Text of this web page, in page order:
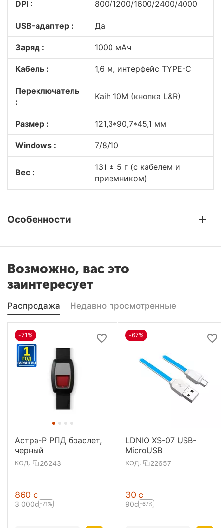
DPI : 800/1200/1600/2400/4000
USB-адаптер : Да
Заряд : 1000 мАч
Кабель : 1,6 м, интерфейс TYPE-C
Переключатель
:
Kaih 10M (кнопка L&R)
Размер : 121,3*90,7*45,1 мм
Windows : 7/8/10
Вес :
131 ± 5 г (с кабелем и
приемником)
Особенности
Возможно, вас это
заинтересует
Распродажа Недавно просмотренные
-71%
Астра-Р РПД браслет,
черный
КОД: 26243
‍860‍ с
3 000с -71%
-67%
LDNIO XS-07 USB-
MicroUSB
КОД: 22657
‍30‍ с
‍90‍с -67%